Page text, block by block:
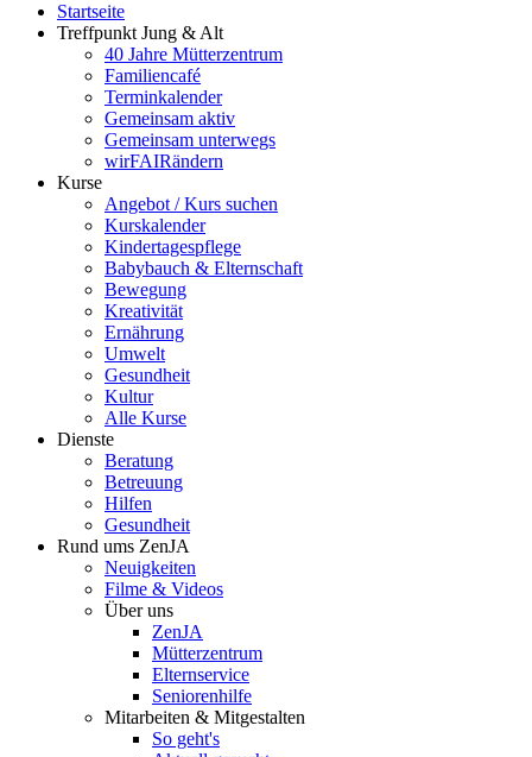
Startseite
Treffpunkt Jung & Alt
40 Jahre Mütterzentrum
Familiencafé
Terminkalender
Gemeinsam aktiv
Gemeinsam unterwegs
wirFAIRändern
Kurse
Angebot / Kurs suchen
Kurskalender
Kindertagespflege
Babybauch & Elternschaft
Bewegung
Kreativität
Ernährung
Umwelt
Gesundheit
Kultur
Alle Kurse
Dienste
Beratung
Betreuung
Hilfen
Gesundheit
Rund ums ZenJA
Neuigkeiten
Filme & Videos
Über uns
ZenJA
Mütterzentrum
Elternservice
Seniorenhilfe
Mitarbeiten & Mitgestalten
So geht's